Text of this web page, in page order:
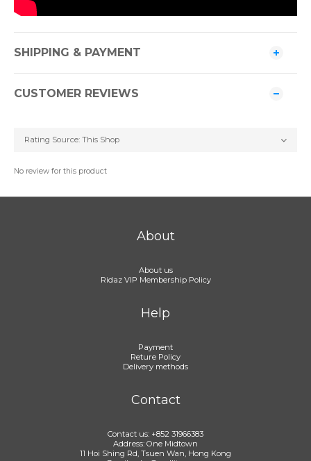
SHIPPING & PAYMENT
CUSTOMER REVIEWS
No review for this product
About
About us
Ridaz VIP Membership Policy
Help
Payment
Reture Policy
Delivery methods
Contact
Contact us: +852 31966383
Address: One Midtown
11 Hoi Shing Rd, Tsuen Wan, Hong Kong